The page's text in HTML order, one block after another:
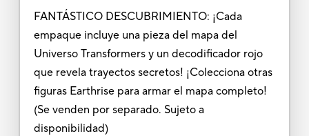
FANTÁSTICO DESCUBRIMIENTO: ¡Cada
empaque incluye una pieza del mapa del
Universo Transformers y un decodificador rojo
que revela trayectos secretos! ¡Colecciona otras
figuras Earthrise para armar el mapa completo!
(Se venden por separado. Sujeto a
disponibilidad)